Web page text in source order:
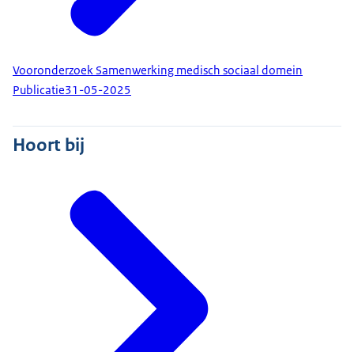
Vooronderzoek Samenwerking medisch sociaal domein
Publicatie31-05-2025
Hoort bij